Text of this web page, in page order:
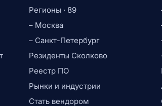
Регионы · 89
– Москва
– Санкт-Петербург
Резиденты Сколково
Реестр ПО
Рынки и индустрии
Стать вендором